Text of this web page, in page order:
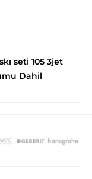
seti 105 3jet
Dahil